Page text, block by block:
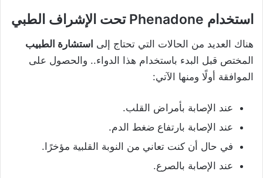
استخدام Phenadone تحت الإشراف الطبي
هناك العديد من الحالات التي تحتاج إلى استشارة الطبيب
المختص قبل البدء باستخدام هذا الدواء.. والحصول على
الموافقة أولًا ومنها الآتي:
عند الإصابة بأمراض القلب.
عند الإصابة بارتفاع ضغط الدم.
في حال أن كنت تعاني من النوبة القلبية مؤخرًا.
عند الإصابة بالصرع.